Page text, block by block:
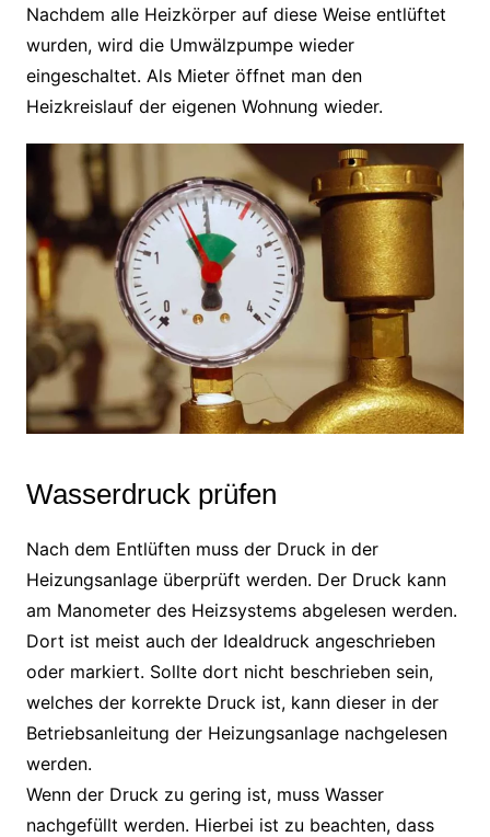
Nachdem alle Heizkörper auf diese Weise entlüftet
wurden, wird die Umwälzpumpe wieder
eingeschaltet. Als Mieter öffnet man den
Heizkreislauf der eigenen Wohnung wieder.
Wasserdruck prüfen
Nach dem Entlüften muss der Druck in der
Heizungsanlage überprüft werden. Der Druck kann
am Manometer des Heizsystems abgelesen werden.
Dort ist meist auch der Idealdruck angeschrieben
oder markiert. Sollte dort nicht beschrieben sein,
welches der korrekte Druck ist, kann dieser in der
Betriebsanleitung der Heizungsanlage nachgelesen
werden.
Wenn der Druck zu gering ist, muss Wasser
nachgefüllt werden. Hierbei ist zu beachten, dass